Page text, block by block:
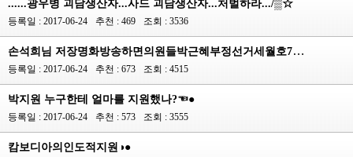
......광우병 괴담생산자...사드 괴담생산자...처벌하라.../▒☆
등록일 : 2017-06-24 추천 : 469 조회 : 3536
손석희님 저장명화방송하면의원들박근혜부정선거세월호7시간밝힘⊙◐
등록일 : 2017-06-24 추천 : 673 조회 : 4515
박지원 누구한테 얼마를 지원했나?☜●
등록일 : 2017-06-24 추천 : 573 조회 : 3555
캄보디아의인도적지원◑●